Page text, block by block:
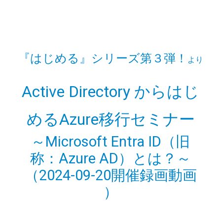
『はじめる』シリーズ第３弾！ より
Active Directory からはじ
めるAzure移行セミナー
～Microsoft Entra ID（旧
称：Azure AD）とは？～
（2024-09-20開催録画動画
）